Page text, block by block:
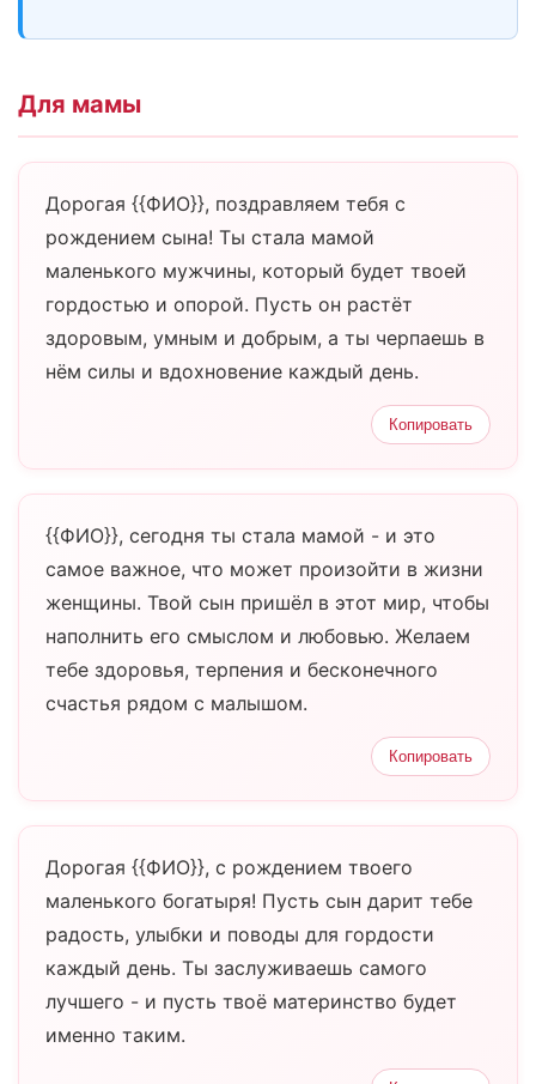
Для мамы
Дорогая {{ФИО}}, поздравляем тебя с
рождением сына! Ты стала мамой
маленького мужчины, который будет твоей
гордостью и опорой. Пусть он растёт
здоровым, умным и добрым, а ты черпаешь в
нём силы и вдохновение каждый день.
Копировать
{{ФИО}}, сегодня ты стала мамой - и это
самое важное, что может произойти в жизни
женщины. Твой сын пришёл в этот мир, чтобы
наполнить его смыслом и любовью. Желаем
тебе здоровья, терпения и бесконечного
счастья рядом с малышом.
Копировать
Дорогая {{ФИО}}, с рождением твоего
маленького богатыря! Пусть сын дарит тебе
радость, улыбки и поводы для гордости
каждый день. Ты заслуживаешь самого
лучшего - и пусть твоё материнство будет
именно таким.